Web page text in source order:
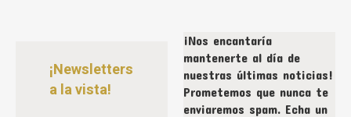
¡Newsletters
a la vista!
¡Nos encantaría
mantenerte al día de
nuestras últimas noticias!
Prometemos que nunca te
enviaremos spam. Echa un